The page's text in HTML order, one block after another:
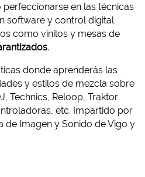
perfeccionarse en las técnicas
software y control digital
como vinilos y mesas de
.
donde aprenderás las
y estilos de mezcla sobre
Technics, Reloop, Traktor
etc. Impartido por
de Imagen y Sonido de Vigo y